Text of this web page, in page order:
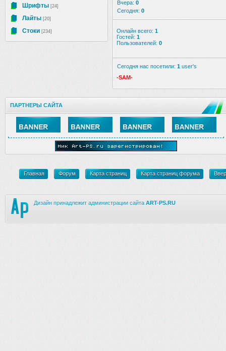
Шрифты [24]
Лайты [20]
Стоки [234]
Вчера: 0
Сегодня: 0
Онлайн всего: 1
Гостей: 1
Пользователей: 0
Сегодня нас посетили: 1 user's
-SAM-
ПАРТНЕРЫ САЙТА
Главная Форум Карта страниц Карта страниц форума
Дизайн принадлежит администрации сайта ART-PS.RU